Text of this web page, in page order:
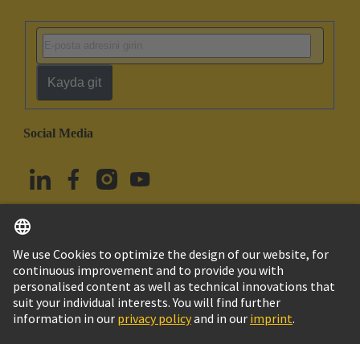
Kayda git
Social Media
Türkiye Türkçe
© HARTING Technology Group